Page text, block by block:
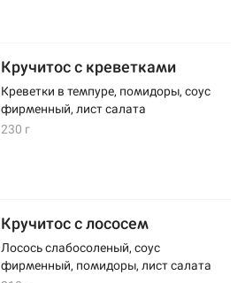
Кручитос с креветками
Креветки в темпуре, помидоры, соус
фирменный, лист салата
230 г
Кручитос с лососем
Лосось слабосоленый, соус
фирменный, помидоры, лист салата